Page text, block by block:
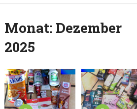
Monat: Dezember
2025